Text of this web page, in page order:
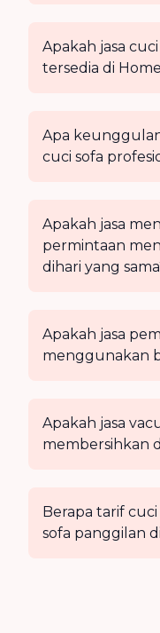
Apakah jasa
tersedia di
Apa
cuci sofa
Apakah jasa
permintaan
dihari yang
Apakah jasa
menggunakan
Apakah jasa
membersihkan
Berapa tarif
sofa panggilan